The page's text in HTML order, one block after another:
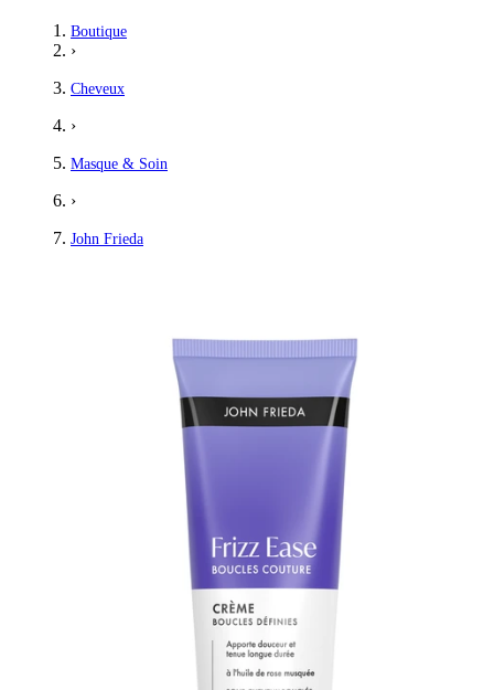
Boutique
›
Cheveux
›
Masque & Soin
›
John Frieda